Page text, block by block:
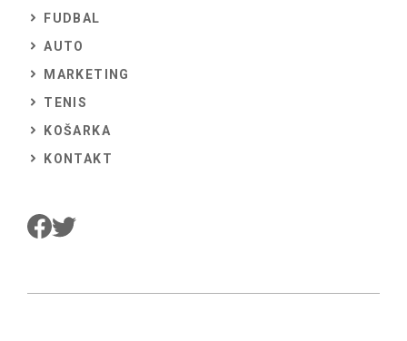
FUDBAL
AUTO
MARKETING
TENIS
KOŠARKA
KONTAKT